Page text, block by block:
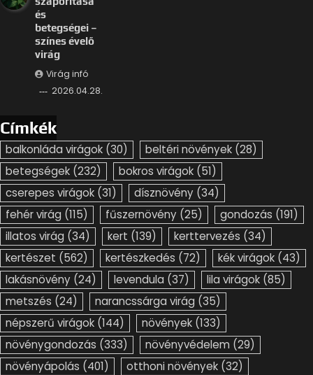
és
betegségei –
színes évelő
virág
Virág infó
2026.04.28.
Címkék
balkonláda virágok (30) beltéri növények (28)
betegségek (232) bokros virágok (51)
cserepes virágok (31) dísznövény (34)
fehér virág (115) fűszernövény (25) gondozás (191)
illatos virág (34) kert (139) kerttervezés (34)
kertészet (562) kertészkedés (72) kék virágok (43)
lakásnövény (24) levendula (37) lila virágok (85)
metszés (24) narancssárga virág (35)
népszerű virágok (144) növények (133)
növénygondozás (333) növényvédelem (29)
növényápolás (401) otthoni növények (32)